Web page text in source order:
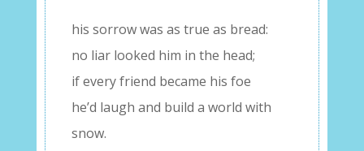
his sorrow was as true as bread:
no liar looked him in the head;
if every friend became his foe
he’d laugh and build a world with
snow.